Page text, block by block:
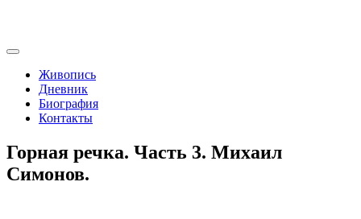
Живопись
Дневник
Биография
Контакты
Горная речка. Часть 3. Михаил
Симонов.